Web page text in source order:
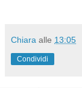
Chiara alle 13:05
Condividi